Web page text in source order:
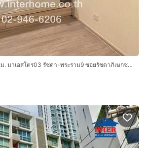
คอนโดมิเนียม 29.48 ตร.ม. มาเอสโตร03 รัชดา-พระราม9 ซอยรัชดาภิเษกซอย3 แยก4 ถนนรัชดาภิเษก ถนนซอยรัชดาภิเษกซอย3 เขตดินแดง กรุงเทพมหานคร